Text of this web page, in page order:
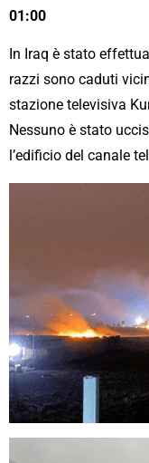
01:00
In Iraq è stato
razzi sono caduti
stazione televisiva
Nessuno è stato
l’edificio del canale